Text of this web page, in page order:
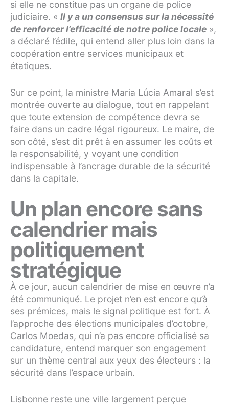
si elle ne constitue pas un organe de police
judiciaire. « Il y a un consensus sur la nécessité
de renforcer l’efficacité de notre police locale »,
a déclaré l’édile, qui entend aller plus loin dans la
coopération entre services municipaux et
étatiques.
Sur ce point, la ministre Maria Lúcia Amaral s’est
montrée ouverte au dialogue, tout en rappelant
que toute extension de compétence devra se
faire dans un cadre légal rigoureux. Le maire, de
son côté, s’est dit prêt à en assumer les coûts et
la responsabilité, y voyant une condition
indispensable à l’ancrage durable de la sécurité
dans la capitale.
Un plan encore sans
calendrier mais
politiquement
stratégique
À ce jour, aucun calendrier de mise en œuvre n’a
été communiqué. Le projet n’en est encore qu’à
ses prémices, mais le signal politique est fort. À
l’approche des élections municipales d’octobre,
Carlos Moedas, qui n’a pas encore officialisé sa
candidature, entend marquer son engagement
sur un thème central aux yeux des électeurs : la
sécurité dans l’espace urbain.
Lisbonne reste une ville largement perçue